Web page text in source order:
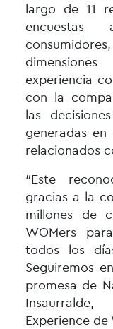
largo de 11
experiencia
con la
las
generadas
relacionados
“Este
gracias a la
millones de
WOMers
todos los
Seguiremos
promesa de
Experience de